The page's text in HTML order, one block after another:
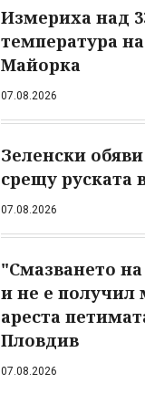
Измериха над
температура
Майорка
07.08.2026
Зеленски
срещу руската
07.08.2026
"Смазването
и не е получил
ареста
Пловдив
07.08.2026